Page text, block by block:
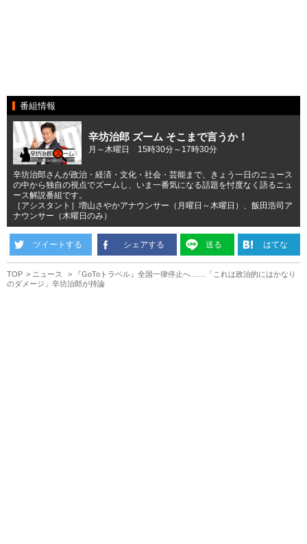
番組情報
辛坊治郎 ズーム そこまで言うか！
月～木曜日 15時30分～17時30分
辛坊治郎さんが政治・経済・文化・社会・芸能まで、きょう一日のニュース
の中から独自の視点でズームし、いま一番気になる話題を忖度なく語るニュ
ース解説番組です。
［アシスタント］増山さやかアナウンサー（月曜日～木曜日）、飯田浩司ア
ナウンサー（木曜日のみ）
ツイートする シェアする 送る はてな
TOP ニュース
『GoToトラベル』全国一律停止へ……「これは政治的にはかなり
のダメージ」辛坊治郎が持論